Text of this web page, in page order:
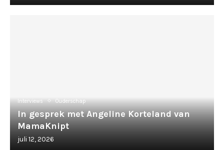
Interviews Ouderschap
In gesprek met Angeline Korteland van
MamaKnipt
juli 12, 2026